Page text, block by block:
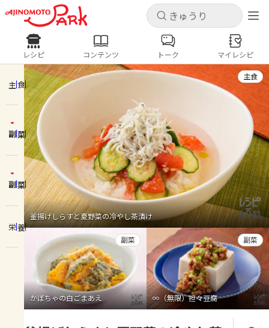
キャンセル
ログインするとレシピを保存できます
ログイン 新規登録
ホーム
コンテンツ
レシピ
トーク
よくあるお問い合わせ
お買い物
キャンセル
レシピ コンテンツ
人気の食材・レシピ
きゅうり なす トマト
とうもろこし
ピーマン
みょうが ゴーヤ
レシピ コンテンツ トーク マイレシピ
主食
副菜
副菜
栄養
釜揚げしらすと夏野菜の冷やし茶漬け
主食
かぼちゃの白ごまあえ
副菜
∞（無限）担々豆腐
副菜